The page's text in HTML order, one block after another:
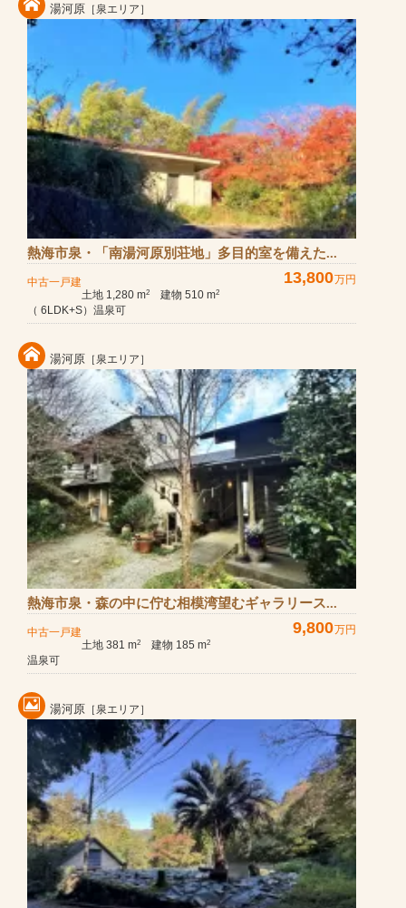
湯河原 ［泉エリア］
熱海市泉・「南湯河原別荘地」多目的室を備えた...
中古一戸建 13,800万円
土地 1,280 m2 建物 510 m2
（ 6LDK+S）温泉可
湯河原 ［泉エリア］
熱海市泉・森の中に佇む相模湾望むギャラリース...
中古一戸建 9,800万円
土地 381 m2 建物 185 m2
温泉可
湯河原 ［泉エリア］